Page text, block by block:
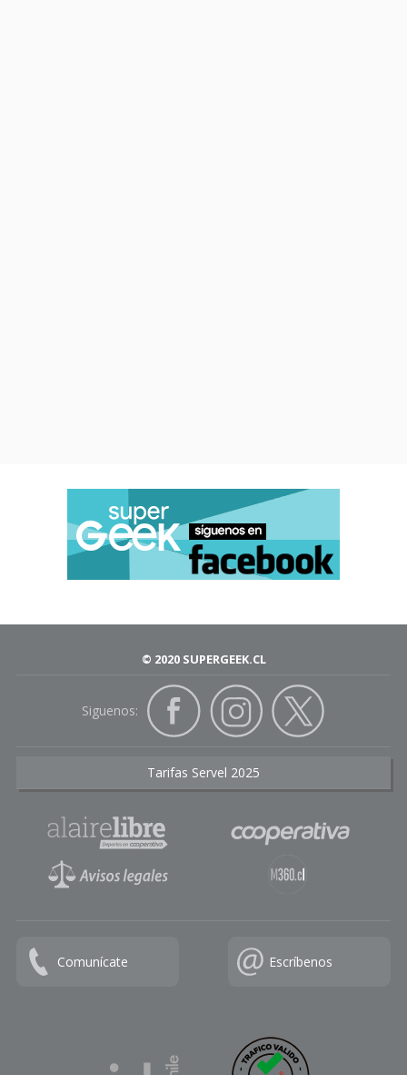
© 2020 SUPERGEEK.CL
Siguenos:
Tarifas Servel 2025
Comunícate Escríbenos